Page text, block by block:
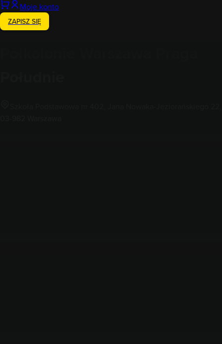
Moje konto
ZAPISZ SIĘ